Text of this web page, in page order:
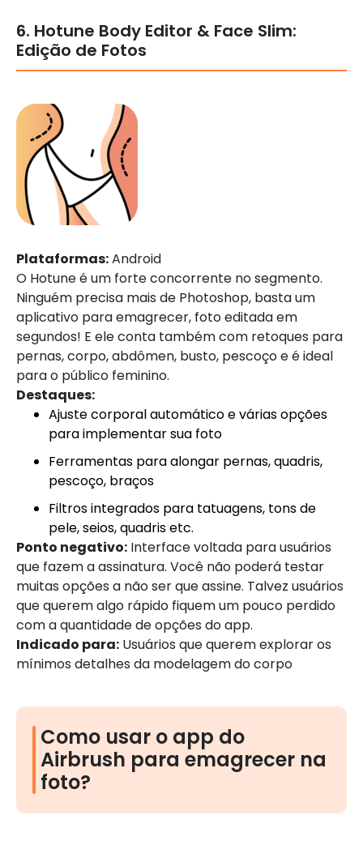
6. Hotune Body Editor & Face Slim:
Edição de Fotos
Plataformas:Android
O Hotune é um forte concorrente no segmento.
Ninguém precisa mais de Photoshop, basta um
aplicativo para emagrecer, foto editada em
segundos! E ele conta também com retoques para
pernas, corpo, abdômen, busto, pescoço e é ideal
para o público feminino.
Destaques:
Ajuste corporal automático e várias opções
para implementar sua foto
Ferramentas para alongar pernas, quadris,
pescoço, braços
Filtros integrados para tatuagens, tons de
pele, seios, quadris etc.
Ponto negativo: Interface voltada para usuários
que fazem a assinatura. Você não poderá testar
muitas opções a não ser que assine. Talvez usuários
que querem algo rápido fiquem um pouco perdido
com a quantidade de opções do app.
Indicado para: Usuários que querem explorar os
mínimos detalhes da modelagem do corpo
Como usar o app do
Airbrush para emagrecer na
foto?